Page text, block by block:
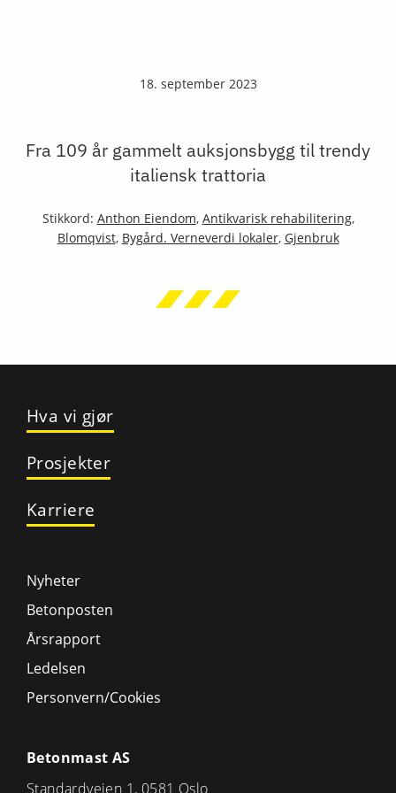
18. september 2023
Fra 109 år gammelt auksjonsbygg til trendy
italiensk trattoria
Stikkord: Anthon Eiendom, Antikvarisk rehabilitering,
Blomqvist, Bygård. Verneverdi lokaler, Gjenbruk
Hva vi gjør
Prosjekter
Karriere
Nyheter
Betonposten
Årsrapport
Ledelsen
Personvern/Cookies
Betonmast AS
Standardveien 1, 0581 Oslo